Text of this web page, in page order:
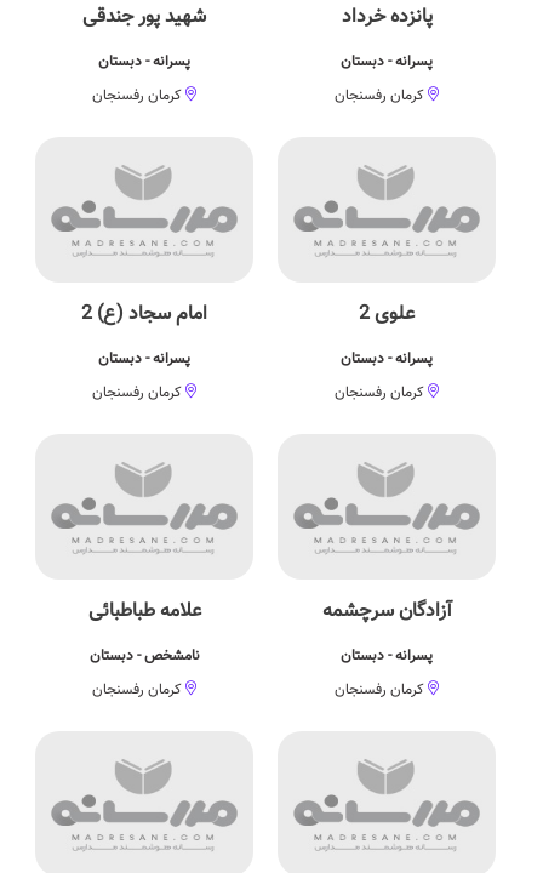
پانزده خرداد
پسرانه - دبستان
کرمان رفسنجان
شهید پور جندقی
پسرانه - دبستان
کرمان رفسنجان
علوی 2
پسرانه - دبستان
کرمان رفسنجان
امام سجاد (ع) 2
پسرانه - دبستان
کرمان رفسنجان
آزادگان سرچشمه
پسرانه - دبستان
کرمان رفسنجان
علامه طباطبائی
نامشخص - دبستان
کرمان رفسنجان